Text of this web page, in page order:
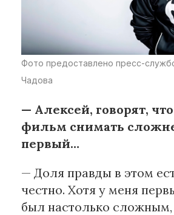
Фото предоставлено пресс-
Чадова
— Алексей, говорят,
фильм снимать
первый…
— Доля правды в этом
честно. Хотя у меня
был настолько